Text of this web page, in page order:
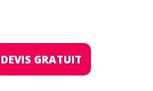
GRATUIT